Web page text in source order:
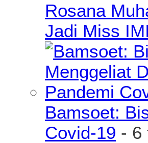
Rosana
Jadi Miss
Bamsoet:
Covid-19 - 6